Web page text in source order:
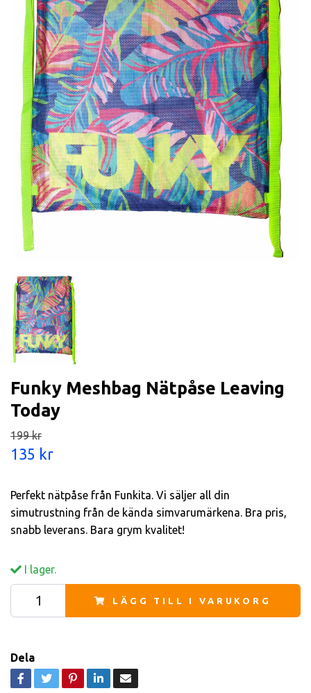
Funky Meshbag Nätpåse Leaving
Today
199 kr
135 kr
Perfekt nätpåse från Funkita. Vi säljer all din
simutrustning från de kända simvarumärkena. Bra pris,
snabb leverans. Bara grym kvalitet!
I lager.
LÄGG TILL I VARUKORG
Dela